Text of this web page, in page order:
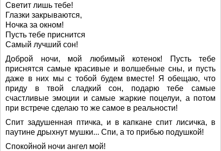
Светит лишь тебе!
Глазки закрываются,
Ночка за окном!
Пусть тебе приснится
Самый лучший сон!
Доброй ночи, мой любимый котенок! Пусть тебе
приснятся самые красивые и волшебные сны, и пусть
даже в них мы с тобой будем вместе! Я обещаю, что
приду в твой сладкий сон, подарю тебе самые
счастливые эмоции и самые жаркие поцелуи, а потом
при встрече сделаю то же самое в реальности!
Спит задушенная птичка, и в капкане спит лисичка, в
паутине дрыхнут мушки... Спи, а то прибью подушкой!
Спокойной ночи ангел мой!